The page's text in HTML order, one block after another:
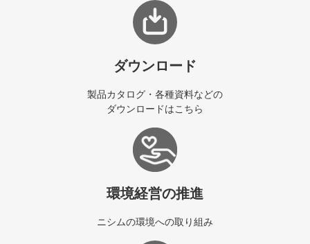
ダウンロード
製品カタログ・各種資料などの
ダウンロードはこちら
環境経営の推進
ニシムの環境への取り組み